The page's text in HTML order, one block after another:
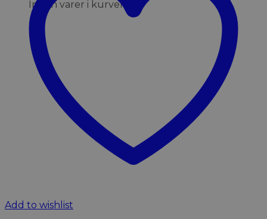
Ingen varer i kurven.
Add to wishlist